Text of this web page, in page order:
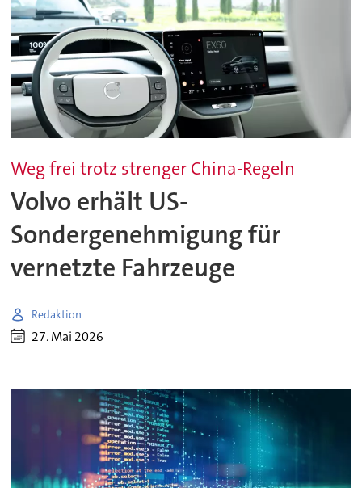
Weg frei trotz strenger China-Regeln
Volvo erhält US-
Sondergenehmigung für
vernetzte Fahrzeuge
Redaktion
27. Mai 2026